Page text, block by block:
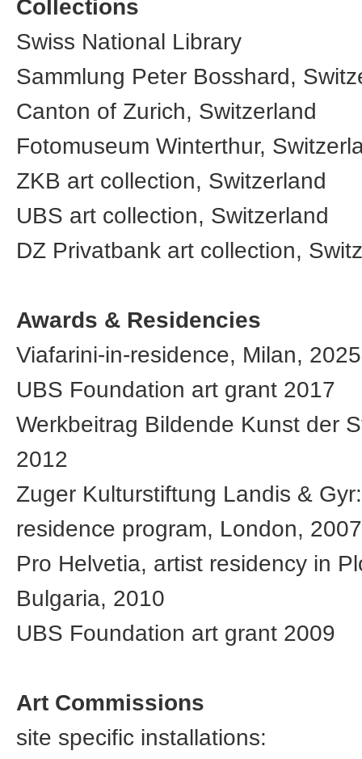
Collections
Swiss National Library
Sammlung Peter Bosshard,
Canton of Zurich, Switzerland
Fotomuseum Winterthur,
ZKB art collection, Switzerland
UBS art collection, Switzerland
DZ Privatbank art collection,
Awards & Residencies
Viafarini-in-residence, Milan, 2025
UBS Foundation art grant 2017
Werkbeitrag Bildende Kunst der
2012
Zuger Kulturstiftung Landis &
residence program, London, 2007
Pro Helvetia, artist residency in
Bulgaria, 2010
UBS Foundation art grant 2009
Art Commissions
site specific installations: